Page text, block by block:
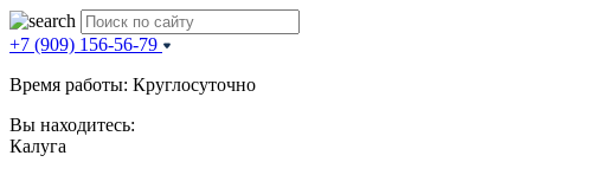
+7 (909) 156-56-79
Время работы: Круглосуточно
Вы находитесь:
Калуга